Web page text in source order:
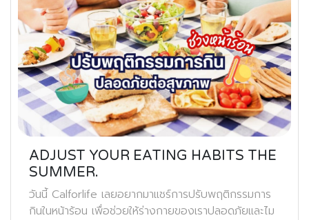
ADJUST YOUR EATING HABITS THE
SUMMER.
วันนี้ Calforlife เลยอยากมาแชร์การปรับพฤติกรรมการ
กินในหน้าร้อน เพื่อช่วยให้ร่างกายของเราปลอดภัยและไม